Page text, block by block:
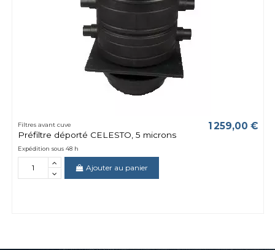
Filtres avant cuve
Préfiltre déporté CELESTO, 5 microns
1 259,00 €
Expédition sous 48 h
Ajouter au panier